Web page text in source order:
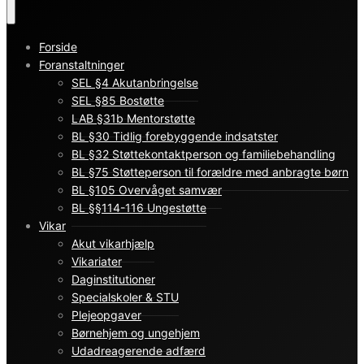
Forside
Foranstaltninger
SEL §4 Akutanbringelse
SEL §85 Bostøtte
LAB §31b Mentorstøtte
BL §30 Tidlig forebyggende indsatster
BL §32 Støttekontaktperson og familiebehandling
BL §75 Støtteperson til forældre med anbragte børn
BL §105 Overvåget samvær
BL §§114-116 Ungestøtte
Vikar
Akut vikarhjælp
Vikariater
Daginstitutioner
Specialskoler & STU
Plejeopgaver
Børnehjem og ungehjem
Udadreagerende adfærd